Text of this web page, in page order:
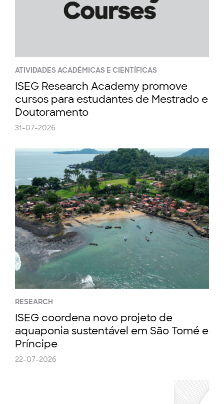
ATIVIDADES ACADÉMICAS E CIENTÍFICAS
ISEG Research Academy promove
cursos para estudantes de Mestrado e
Doutoramento
31-07-2026
RESEARCH
ISEG coordena novo projeto de
aquaponia sustentável em São Tomé e
Príncipe
22-07-2026